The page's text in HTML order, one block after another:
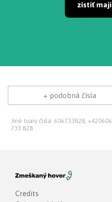
zistiť
+ podobná čísla
Jiné tvary čísla: 606733828,
733 828
Credits